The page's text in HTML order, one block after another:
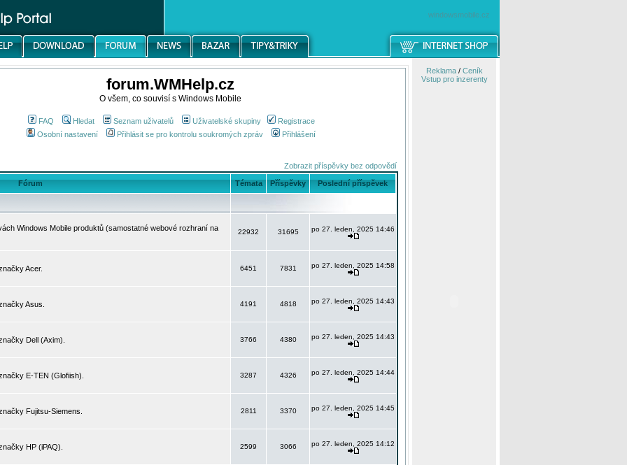
windowsmobile.cz
forum.WMHelp.cz
O všem, co souvisí s Windows Mobile
FAQ Hledat Seznam uživatelů Uživatelské skupiny
Registrace
Osobní nastavení
Přihlásit se pro kontrolu soukromých zpráv Přihlášení
Zobrazit příspěvky bez odpovědí
Fórum Témata Příspěvky Poslední příspěvek
Windows Mobile produktů (samostatné webové rozhraní na
22932 31695 po 27. leden, 2025 14:46
Acer.
6451 7831 po 27. leden, 2025 14:58
Asus.
4191 4818 po 27. leden, 2025 14:43
Dell (Axim).
3766 4380 po 27. leden, 2025 14:43
E-TEN (Glofiish).
3287 4326 po 27. leden, 2025 14:44
Fujitsu-Siemens.
2811 3370 po 27. leden, 2025 14:45
HP (iPAQ).
2599 3066 po 27. leden, 2025 14:12
Reklama/ Ceník
Vstup pro inzerenty